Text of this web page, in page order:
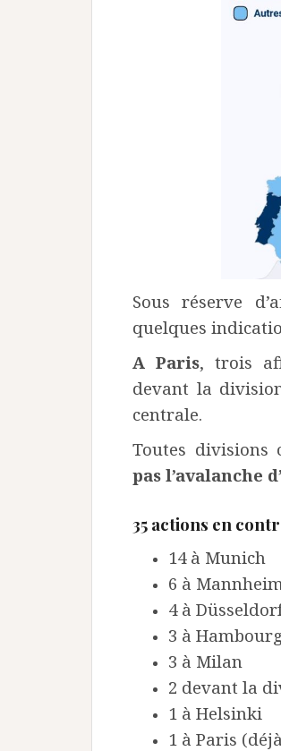
Sous réserve
quelques
A Paris, trois
devant la
centrale.
Toutes divisions
pas l’avalanche
35 actions en
14 à Munich
6 à Mannheim
4 à
3 à
3 à Milan
2 devant la
1 à Helsinki
1 à Paris